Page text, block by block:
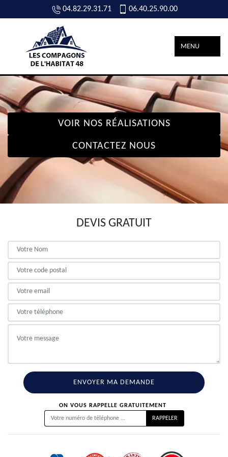
04.82.29.31.71 06.40.25.90.00
MENU
VOIR NOS RÉALISATIONS
CONTACTEZ NOUS
DEVIS GRATUIT
ON VOUS RAPPELLE GRATUITEMENT